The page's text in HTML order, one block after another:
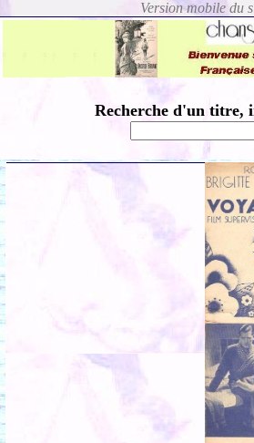
Recherche d'un titre,